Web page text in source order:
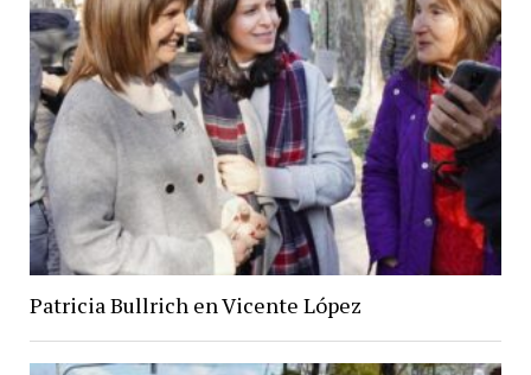
Patricia Bullrich en Vicente López